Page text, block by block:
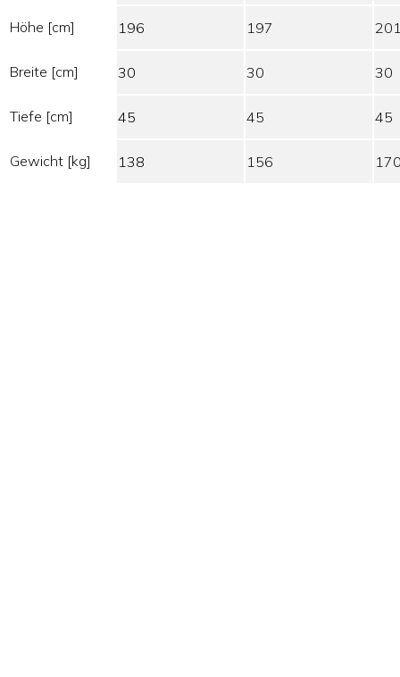
Höhe [cm] 196 197
Breite [cm] 30 30 30
Tiefe [cm] 45 45 45
Gewicht [kg] 138 156